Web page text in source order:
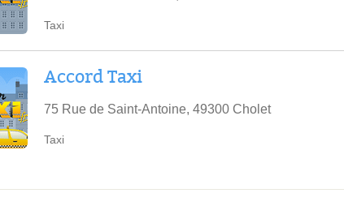
Taxi
Accord Taxi
75 Rue de Saint-Antoine, 49300 Cholet
Taxi